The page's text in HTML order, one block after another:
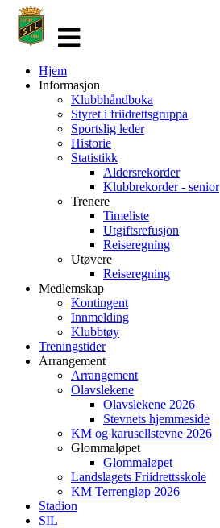
navigasjon
Hjem
Informasjon
Klubbhåndboka
Styret i friidrettsgruppa
Sportslig leder
Historie
Statistikk
Aldersrekorder
Klubbrekorder - senior
Trenere
Timeliste
Utgiftsrefusjon
Reiseregning
Utøvere
Reiseregning
Medlemskap
Kontingent
Innmelding
Klubbtøy
Treningstider
Arrangement
Arrangement
Olavslekene
Olavslekene 2026
Stevnets hjemmeside
KM og karusellstevne 2026
Glommaløpet
Glommaløpet
Landslagets Friidrettsskole
KM Terrengløp 2026
Stadion
SIL